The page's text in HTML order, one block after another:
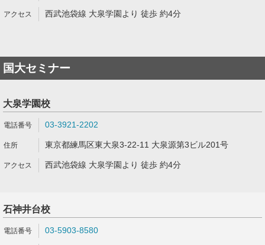
西武池袋線 大泉学園より 徒歩 約4分
国大セミナー
大泉学園校
03-3921-2202
東京都練馬区東大泉3-22-11 大泉源第3ビル201号
西武池袋線 大泉学園より 徒歩 約4分
石神井台校
03-5903-8580